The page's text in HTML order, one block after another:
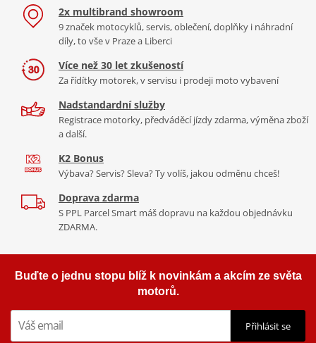
Hybridní ochrana s důrazem na prodyšnost
„Model Sequence definuje standard pro lehké chrániče. Je navržen
pro jezdce, kteří vyžadují vysokou úroveň bezpečnosti bez
zbytečného objemu a pocení.“
🛡️ Certifikovaná kompozitní ochrana
Tyto chrániče využívají pokročilou
strukturuvyrobenou z odolné polymerové směsi. Ta je
certifikována dle normy
efektivně rozložil energii, zatímco zůstává dostatečně
pružný pro přirozený pohyb.
světový výrobce v oblasti profesionálních závodních produktů. Byla
založena v roce 1963 panem Mazzarolem. Ten v roce 1965 navrhl a
vyrobil první revolučníboty pro motorkáře
bezpečnostní prvky, například chrániče holeně a ocelové přezky
místo klasických tkaniček a stala se archetypem pro ochranu při
technologie. Moto oblečeníAlpinestars
komfort a kvalitu ochranyběhem vaší jízdy za všech vlivů
Více informací o značce
Zobrazit všechny produktyznačky Alpinestars
2x multibrand showroom
9 značek motocyklů, servis, oblečení, doplňky i náhradní
díly, to vše v Praze a Liberci
Více než 30 let zkušeností
Za řídítky motorek, v servisu i prodeji moto vybavení
Nadstandardní služby
Registrace motorky, předváděcí jízdy zdarma, výměna zboží
a další.
K2 Bonus
Výbava? Servis? Sleva? Ty volíš, jakou odměnu chceš!
Doprava zdarma
S PPL Parcel Smart máš dopravu na každou objednávku
ZDARMA.
Buďte o jednu stopu blíž k novinkám a akcím ze světa
motorů.
Přihlásit se